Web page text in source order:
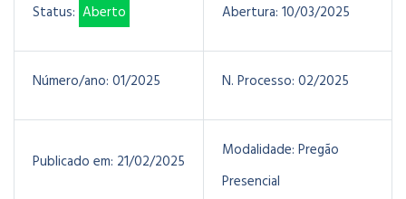
Status: Aberto Abertura: 10/03/2025
Número/ano: 01/2025 N. Processo: 02/2025
Publicado em: 21/02/2025
Modalidade: Pregão
Presencial